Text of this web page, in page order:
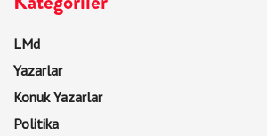
LMd
Yazarlar
Konuk Yazarlar
Politika